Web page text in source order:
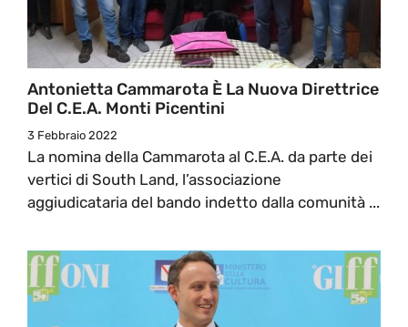
Antonietta Cammarota È La Nuova Direttrice
Del C.E.A. Monti Picentini
3 Febbraio 2022
La nomina della Cammarota al C.E.A. da parte dei
vertici di South Land, l’associazione
aggiudicataria del bando indetto dalla comunità ...